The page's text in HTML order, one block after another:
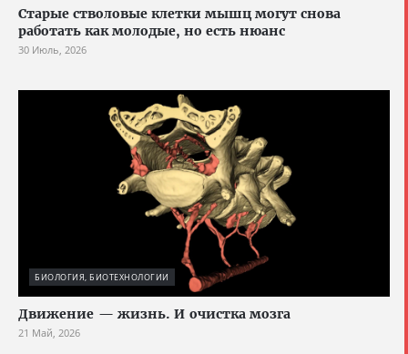
Старые стволовые клетки мышц могут снова
работать как молодые, но есть нюанс
30 Июль, 2026
БИОЛОГИЯ, БИОТЕХНОЛОГИИ
Движение — жизнь. И очистка мозга
21 Май, 2026